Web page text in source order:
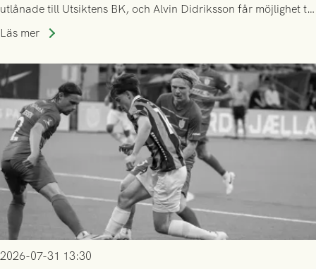
utlånade till Utsiktens BK, och Alvin Didriksson får möjlighet till
speltid i Hestrafors genom föreningssamarbete.
Läs mer
2026-07-31 13:30